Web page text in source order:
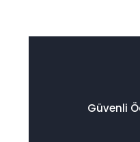
Ürün fiyatı diğer
Güvenli